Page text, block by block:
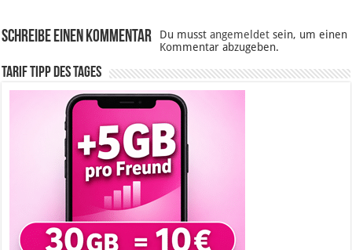
Schreibe einen Kommentar Du musstangemeldet sein, um einen
Kommentar abzugeben.
Tarif Tipp des Tages